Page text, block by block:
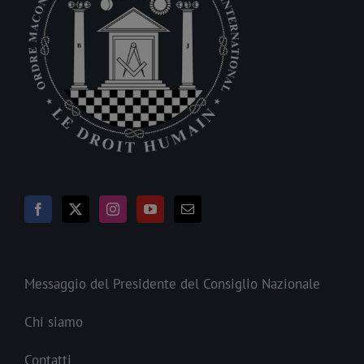
Messaggio del Presidente del Consiglio Nazionale
Chi siamo
Contatti